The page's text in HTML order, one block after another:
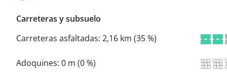
Carreteras y subsuelo
Carreteras asfaltadas: 2,16 km (35 %)
Adoquines: 0 m (0 %)